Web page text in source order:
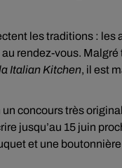
les traditions :
rendez-vous.
Italian Kitchen, il est
concours très
jusqu’au 15 juin
et une